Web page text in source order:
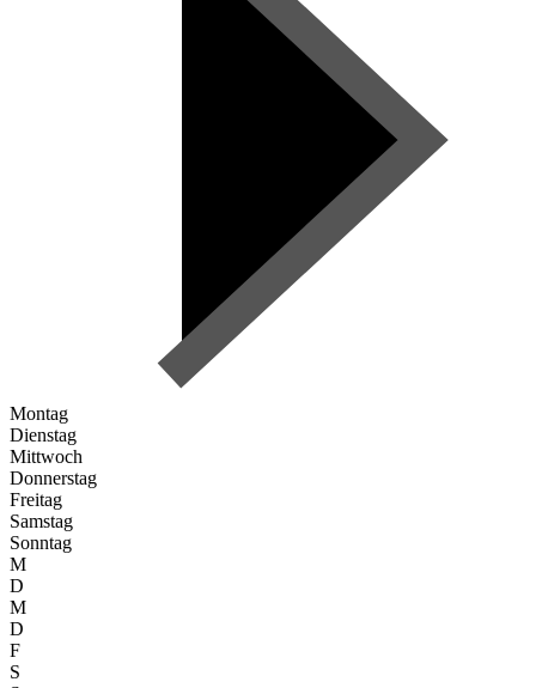
Montag
Dienstag
Mittwoch
Donnerstag
Freitag
Samstag
Sonntag
M
D
M
D
F
S